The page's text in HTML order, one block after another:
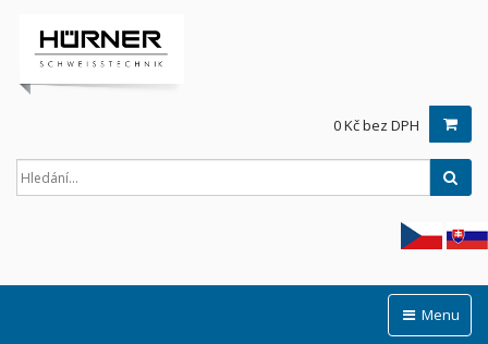
0 Kč bez DPH
Menu